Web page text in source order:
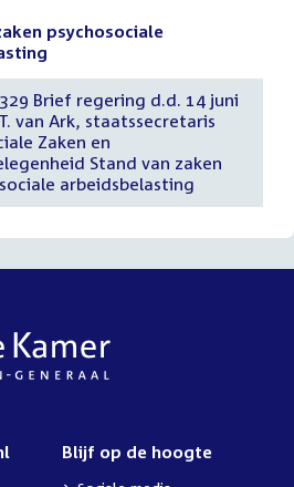
psychosociale
Brief regering d.d. 14 juni
van Ark, staatssecretaris
Zaken en
Stand van zaken
arbeidsbelasting
Blijf op de hoogte